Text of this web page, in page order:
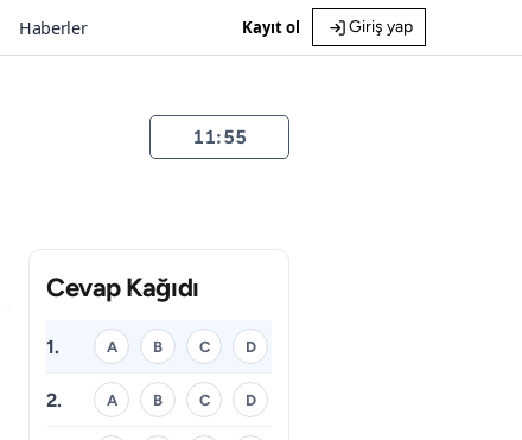
Haberler Kayıt ol Giriş yap
11:55
Cevap Kağıdı
1. A B C D
2. A B C D